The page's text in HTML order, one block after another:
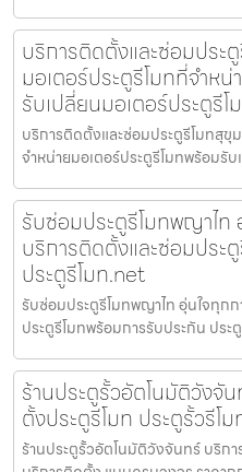
บริการติดตั้งและซ่อมประ
มอเตอร์ประตูรีโมทที่จำห
รับเปลี่ยนมอเตอร์ประตูรี
บริการติดตั้งและซ่อมประตูรีโมทสุขุ
จำหน่ายมอเตอร์ประตูรีโมทพร้อมรับ
รับซ่อมประตูรีโมทพญาไท
บริการติดตั้งและซ่อมประ
ประตูรีโมท.net
รับซ่อมประตูรีโมทพญาไท อุ่นใจทุก
ประตูรีโมทพร้อมการรับประกัน ปร
ร้านประตูรั้วอัตโนมัติวังจั
ตั้งประตูรีโมท ประตูรั้วรีโ
ร้านประตูรั้วอัตโนมัติวังจันทร์ บริกา